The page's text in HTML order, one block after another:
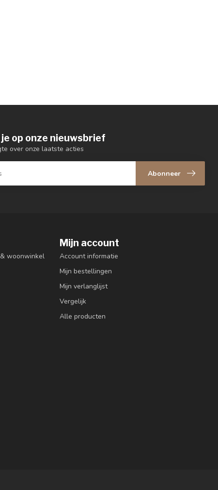
op onze nieuwsbrief
over onze laatste acties
Abonneer
woonwinkel
Mijn account
Account informatie
Mijn bestellingen
Mijn verlanglijst
Vergelijk
Alle producten